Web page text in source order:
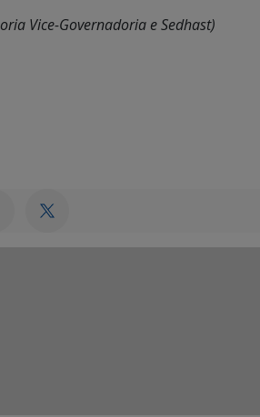
Vice-Governadoria e Sedhast)